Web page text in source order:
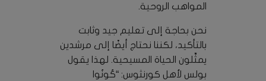
المواهب الروحية.
نحن بحاجة إلى تعليم جيد وثابت
بالتأكيد، لكننا نحتاج أيضًا إلى مرشدين
يمثِّلون الحياة المسيحية. لهذا يقول
بولس لأهل كورنثوس: “كُونُوا